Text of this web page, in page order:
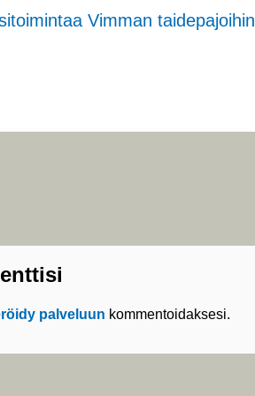
Vimman taidepajoihin
palveluun kommentoidaksesi.